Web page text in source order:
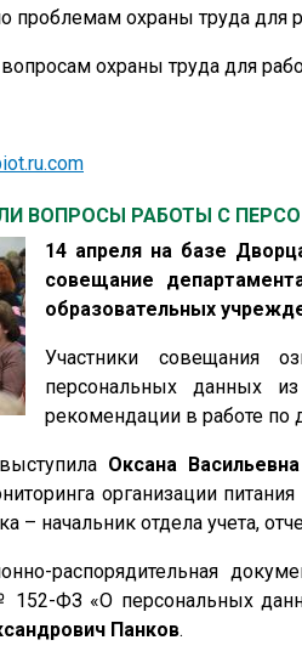
проблемам охраны труда для
охраны труда для
ВОПРОСЫ РАБОТЫ С
14 апреля на базе
совещание
образовательных
Участники совещания
персональных данных
рекомендации в работе по
Оксана
организации
– начальник отдела учета,
распорядительная
ФЗ «О персональных
Панков.